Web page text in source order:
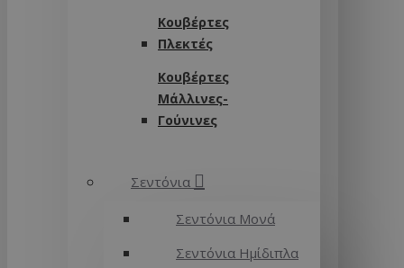
Κουβέρτες
Πλεκτές
Κουβέρτες
Μάλλινες-
Γούνινες
Σεντόνια
Σεντόνια Μονά
Σεντόνια Ημίδιπλα